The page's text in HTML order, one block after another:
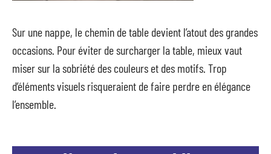
Sur une nappe, le chemin de table devient l’atout des grandes
occasions. Pour éviter de surcharger la table, mieux vaut
miser sur la sobriété des couleurs et des motifs. Trop
d’éléments visuels risqueraient de faire perdre en élégance
l’ensemble.